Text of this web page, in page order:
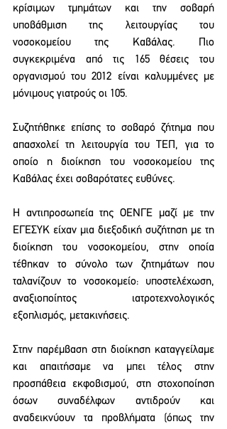
κρίσιμων τμημάτων και την σοβαρή
υποβάθμιση της λειτουργίας του
νοσοκομείου της Καβάλας. Πιο
συγκεκριμένα από τις 165 θέσεις του
οργανισμού του 2012 είναι καλυμμένες με
μόνιμους γιατρούς οι 105.
Συζητήθηκε επίσης το σοβαρό ζήτημα που
απασχολεί τη λειτουργία του ΤΕΠ, για το
οποίο η διοίκηση του νοσοκομείου της
Καβάλας έχει σοβαρότατες ευθύνες.
Η αντιπροσωπεία της ΟΕΝΓΕ μαζί με την
ΕΓΕΣΥΚ είχαν μια διεξοδική συζήτηση με τη
διοίκηση του νοσοκομείου, στην οποία
τέθηκαν το σύνολο των ζητημάτων που
ταλανίζουν το νοσοκομείο: υποστελέχωση,
αναξιοποίητος ιατροτεχνολογικός
εξοπλισμός, μετακινήσεις.
Στην παρέμβαση στη διοίκηση καταγγείλαμε
και απαιτήσαμε να μπει τέλος στην
προσπάθεια εκφοβισμού, στη στοχοποίηση
όσων συναδέλφων αντιδρούν και
αναδεικνύουν τα προβλήματα (όπως την